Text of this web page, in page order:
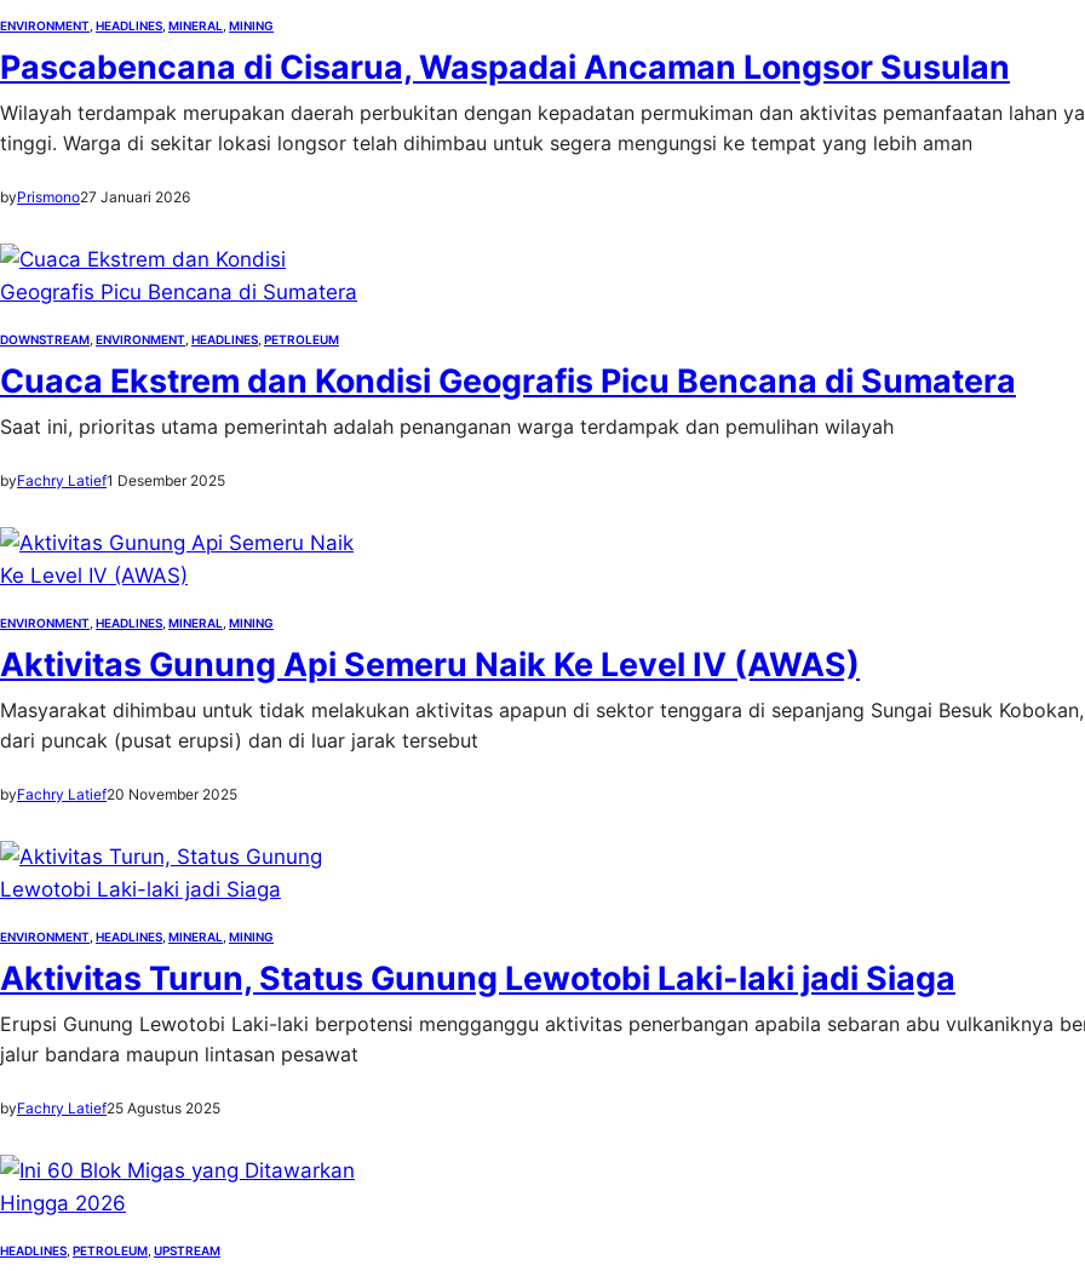
ENVIRONMENT HEADLINES MINERAL MINING
Pascabencana di Cisarua, Waspadai Ancaman Longsor Susulan
Wilayah terdampak merupakan daerah perbukitan dengan kepadatan permukiman dan aktivitas pemanfaatan lahan
tinggi. Warga di sekitar lokasi longsor telah dihimbau untuk segera mengungsi ke tempat yang lebih aman
byPrismono27 Januari 2026
DOWNSTREAM ENVIRONMENT HEADLINES PETROLEUM
Cuaca Ekstrem dan Kondisi Geografis Picu Bencana di Sumatera
Saat ini, prioritas utama pemerintah adalah penanganan warga terdampak dan pemulihan wilayah
byFachry Latief1 Desember 2025
ENVIRONMENT HEADLINES MINERAL MINING
Aktivitas Gunung Api Semeru Naik Ke Level IV (AWAS)
Masyarakat dihimbau untuk tidak melakukan aktivitas apapun di sektor tenggara di sepanjang Sungai Besuk
dari puncak (pusat erupsi) dan di luar jarak tersebut
byFachry Latief20 November 2025
ENVIRONMENT HEADLINES MINERAL MINING
Aktivitas Turun, Status Gunung Lewotobi Laki-laki jadi Siaga
Erupsi Gunung Lewotobi Laki-laki berpotensi mengganggu aktivitas penerbangan apabila sebaran abu vulkaniknya
jalur bandara maupun lintasan pesawat
byFachry Latief25 Agustus 2025
HEADLINES PETROLEUM UPSTREAM